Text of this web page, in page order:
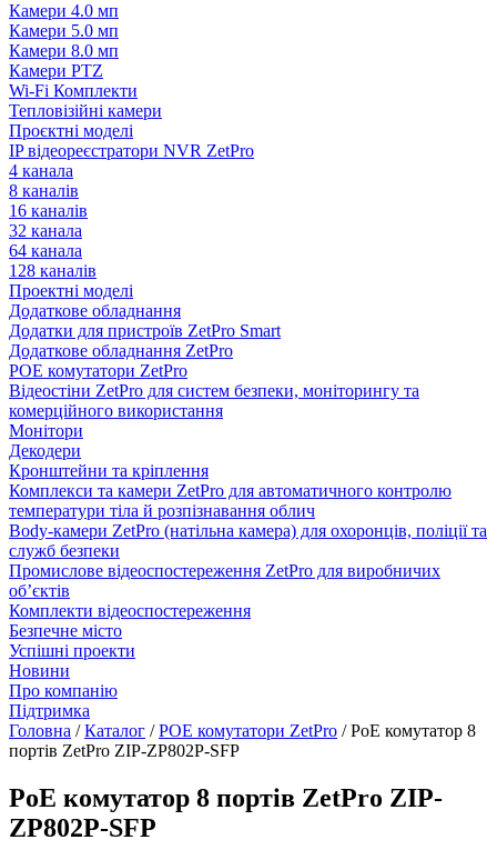
Камери 4.0 мп
Камери 5.0 мп
Камери 8.0 мп
Камери PTZ
Wi-Fi Комплекти
Тепловізійні камери
Проєктні моделі
IP відеореєстратори NVR ZetPro
4 канала
8 каналів
16 каналів
32 канала
64 канала
128 каналів
Проектні моделі
Додаткове обладнання
Додатки для пристроїв ZetPro Smart
Додаткове обладнання ZetPro
POE комутатори ZetPro
Відеостіни ZetPro для систем безпеки, моніторингу та
комерційного використання
Монітори
Декодери
Кронштейни та кріплення
Комплекси та камери ZetPro для автоматичного контролю
температури тіла й розпізнавання облич
Body-камери ZetPro (натільна камера) для охоронців, поліції та
служб безпеки
Промислове відеоспостереження ZetPro для виробничих
об’єктів
Комплекти відеоспостереження
Безпечне місто
Успішні проекти
Новини
Про компанію
Підтримка
Головна / Каталог / POE комутатори ZetPro / PoE комутатор 8
портів ZetPro ZIP-ZP802P-SFP
PoE комутатор 8 портів ZetPro ZIP-
ZP802P-SFP